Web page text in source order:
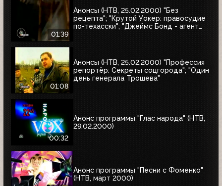
01:39
Анонсы (НТВ, 25.02.2000) "Без
рецепта"; "Крутой Уокер: правосудие
по-техасски"; "Джеймс Бонд - агент
01:08
Анонсы (НТВ, 25.02.2000) "Профессия
репортёр: Секреты соцгорода"; "Один
день генерала Трошева"
00:32
Анонс программы "Глас народа" (НТВ,
29.02.2000)
Анонс программы "Песни с Фоменко"
(НТВ, март 2000)